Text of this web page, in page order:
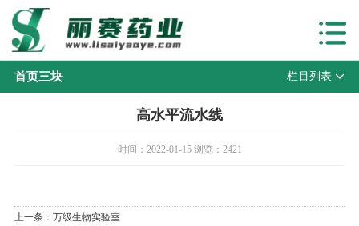
首页三块
首页三块 栏目列表
高水平流水线
时间：2022-01-15 浏览：2421
上一条： 万级生物实验室